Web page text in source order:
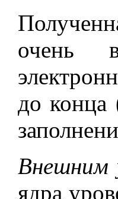
очень
до
Внешним
ядра